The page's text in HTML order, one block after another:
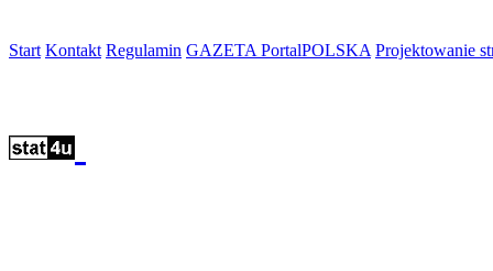
Start Kontakt Regulamin GAZETA PortalPOLSKA Projektowanie